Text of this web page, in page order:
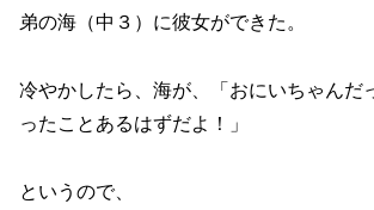
弟の海（中３）に彼女ができた。
冷やかしたら、海が、「おにいちゃんだ
ったことあるはずだよ！」
というので、